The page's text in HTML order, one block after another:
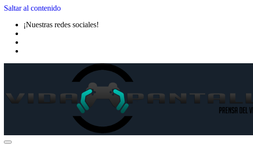
Saltar al contenido
¡Nuestras redes sociales!